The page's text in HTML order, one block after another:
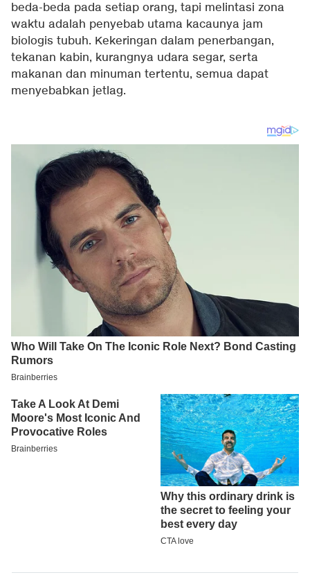
beda-beda pada setiap orang, tapi melintasi zona
waktu adalah penyebab utama kacaunya jam
biologis tubuh. Kekeringan dalam penerbangan,
tekanan kabin, kurangnya udara segar, serta
makanan dan minuman tertentu, semua dapat
menyebabkan jetlag.